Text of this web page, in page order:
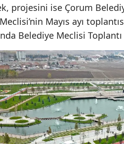
projesini ise Çorum
Mayıs ayı
Belediye Meclisi Toplantı